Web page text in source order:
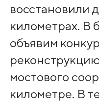
восстановили
километрах. В
объявим
мостового
километре. В